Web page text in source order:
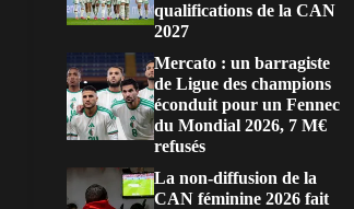
qualifications de la CAN
2027
Mercato : un barragiste
de Ligue des champions
éconduit pour un Fennec
du Mondial 2026, 7 M€
refusés
La non-diffusion de la
CAN féminine 2026 fait